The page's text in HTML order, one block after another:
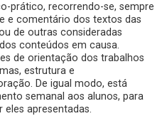
prático, recorrendo-se, sempre
e comentário dos textos das
de outras consideradas
conteúdos em causa.
de orientação dos trabalhos
estrutura e
De igual modo, está
semanal aos alunos, para
apresentadas.